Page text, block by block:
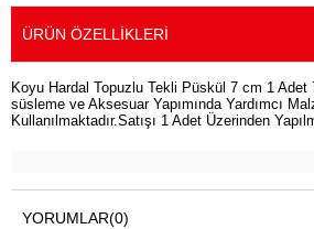
ÜRÜN ÖZELLIKLERI
Koyu Hardal Topuzlu Tekli Püskül 7 cm 1 Adet
süsleme ve Aksesuar Yapımında Yardımcı
Kullanılmaktadır.Satışı 1 Adet Üzerinden
YORUMLAR(0)